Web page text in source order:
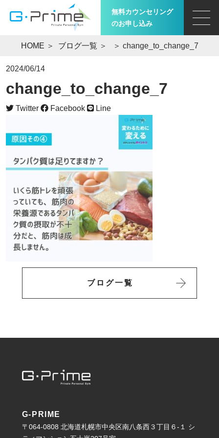
無料カウンセリング
のお申し込み
HOME ＞ ブログ一覧 ＞ ＞ change_to_change_7
2024/06/14
change_to_change_7
Twitter Facebook Line
ブログ一覧
G-PRIME
〒064-0808 北海道札幌市中央区南八条西３丁目６-１ シ